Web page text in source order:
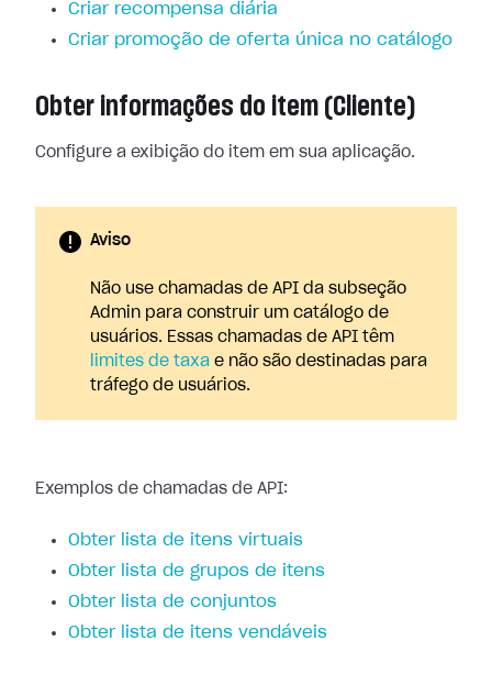
Criar recompensa diária
Criar promoção de oferta única no catálogo
Obter informações do item (Cliente)
Configure a exibição do item em sua aplicação.
Aviso
Não use chamadas de API da subseção
Admin para construir um catálogo de
usuários. Essas chamadas de API têm
limites de taxa e não são destinadas para
tráfego de usuários.
Exemplos de chamadas de API:
Obter lista de itens virtuais
Obter lista de grupos de itens
Obter lista de conjuntos
Obter lista de itens vendáveis